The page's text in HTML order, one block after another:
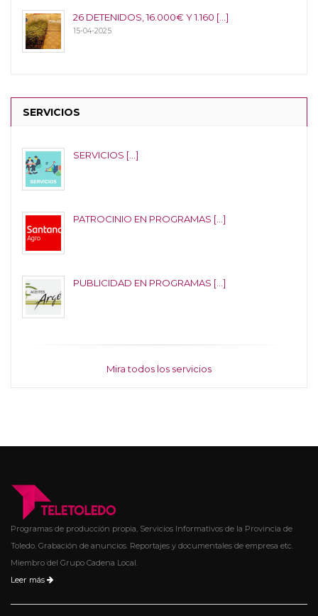
26 DETENIDOS, 16.000€ Y 1.160 [...]
15-04-2025
SERVICIOS
SERVICIOS [...]
PATROCINIO EN PROGRAMAS [...]
PUBLICIDAD EN PROGRAMAS [...]
Mira todos los servicios
Programas de producción propia, Servicios Informativos de la Provincia de
Toledo. Grabación de anuncios. Reportajes y documentales de empresa etc.
Miembro del Grupo Cadena Local.
Leer más